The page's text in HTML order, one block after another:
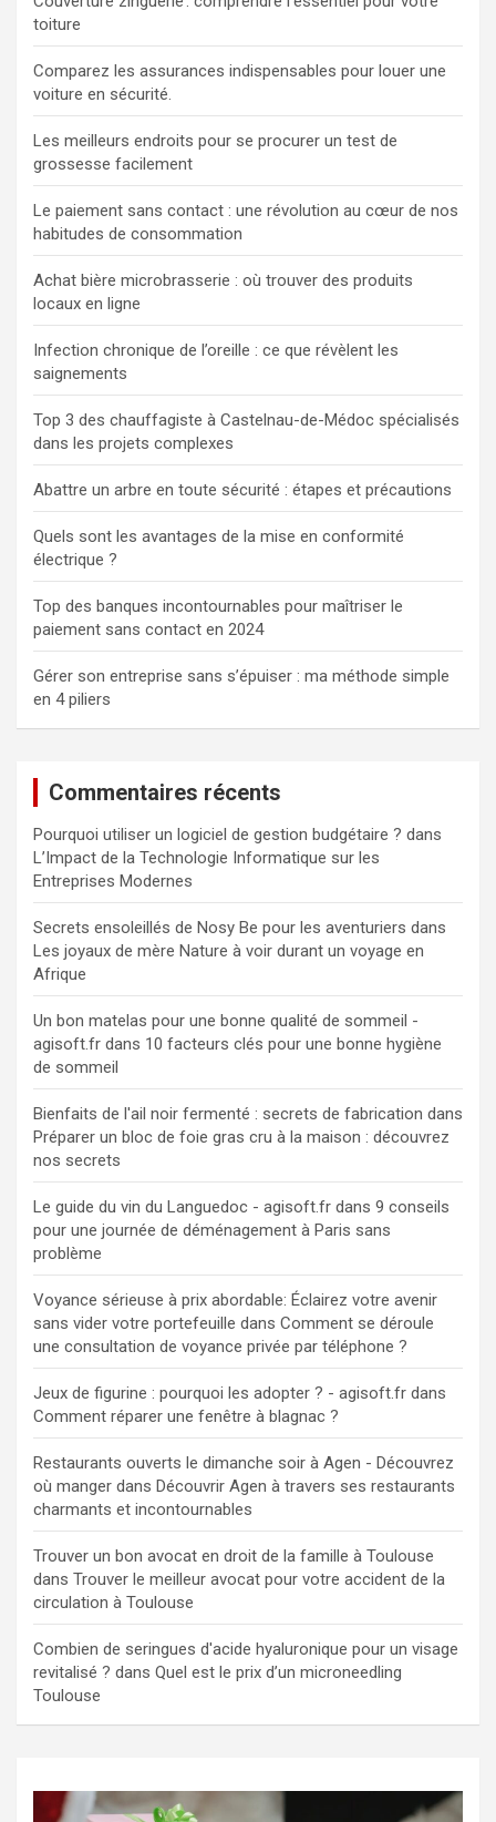
toiture
Comparez les assurances indispensables pour louer une
voiture en sécurité.
Les meilleurs endroits pour se procurer un test de
grossesse facilement
Le paiement sans contact : une révolution au cœur de nos
habitudes de consommation
Achat bière microbrasserie : où trouver des produits
locaux en ligne
Infection chronique de l’oreille : ce que révèlent les
saignements
Top 3 des chauffagiste à Castelnau-de-Médoc spécialisés
dans les projets complexes
Abattre un arbre en toute sécurité : étapes et précautions
Quels sont les avantages de la mise en conformité
électrique ?
Top des banques incontournables pour maîtriser le
paiement sans contact en 2024
Gérer son entreprise sans s’épuiser : ma méthode simple
en 4 piliers
Commentaires récents
Pourquoi utiliser un logiciel de gestion budgétaire ? dans
L’Impact de la Technologie Informatique sur les
Entreprises Modernes
Secrets ensoleillés de Nosy Be pour les aventuriers dans
Les joyaux de mère Nature à voir durant un voyage en
Afrique
Un bon matelas pour une bonne qualité de sommeil -
agisoft.fr dans 10 facteurs clés pour une bonne hygiène
de sommeil
Bienfaits de l'ail noir fermenté : secrets de fabrication dans
Préparer un bloc de foie gras cru à la maison : découvrez
nos secrets
Le guide du vin du Languedoc - agisoft.fr dans 9 conseils
pour une journée de déménagement à Paris sans
problème
Voyance sérieuse à prix abordable: Éclairez votre avenir
sans vider votre portefeuille dans Comment se déroule
une consultation de voyance privée par téléphone ?
Jeux de figurine : pourquoi les adopter ? - agisoft.fr dans
Comment réparer une fenêtre à blagnac ?
Restaurants ouverts le dimanche soir à Agen - Découvrez
où manger dans Découvrir Agen à travers ses restaurants
charmants et incontournables
Trouver un bon avocat en droit de la famille à Toulouse
dans Trouver le meilleur avocat pour votre accident de la
circulation à Toulouse
Combien de seringues d'acide hyaluronique pour un visage
revitalisé ? dans Quel est le prix d’un microneedling
Toulouse